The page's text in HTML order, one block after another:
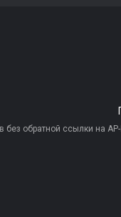
без обратной ссылки на